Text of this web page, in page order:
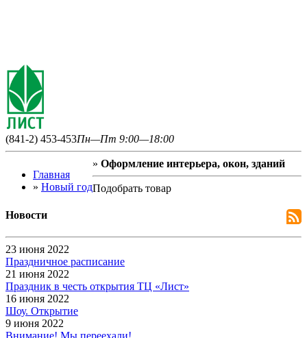
(841-2) 453-453Пн—Пт 9:00—18:00
Главная
» Новый год
» Оформление интерьера, окон, зданий
Подобрать товар
Новости
23 июня 2022
Праздничное расписание
21 июня 2022
Праздник в честь открытия ТЦ «Лист»
16 июня 2022
Шоу. Открытие
9 июня 2022
Внимание! Мы переехали!